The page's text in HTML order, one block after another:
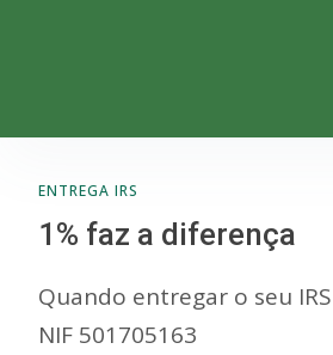
ENTREGA IRS
1% faz a diferença
Quando entregar o seu
NIF 501705163